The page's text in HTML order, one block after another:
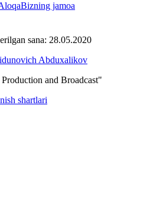
Bizning jamoa
sana: 28.05.2020
Abduxalikov
and Broadcast"
shartlari